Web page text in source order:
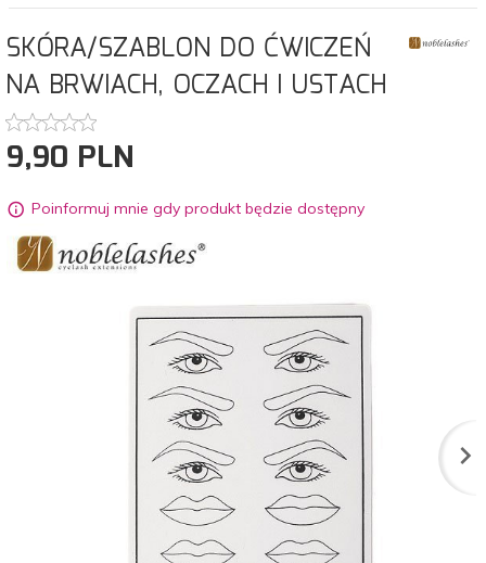
SKÓRA/SZABLON DO ĆWICZEŃ
NA BRWIACH, OCZACH I USTACH
9,90 PLN
Poinformuj mnie gdy produkt będzie dostępny